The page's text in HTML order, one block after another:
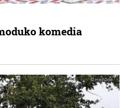
komedia